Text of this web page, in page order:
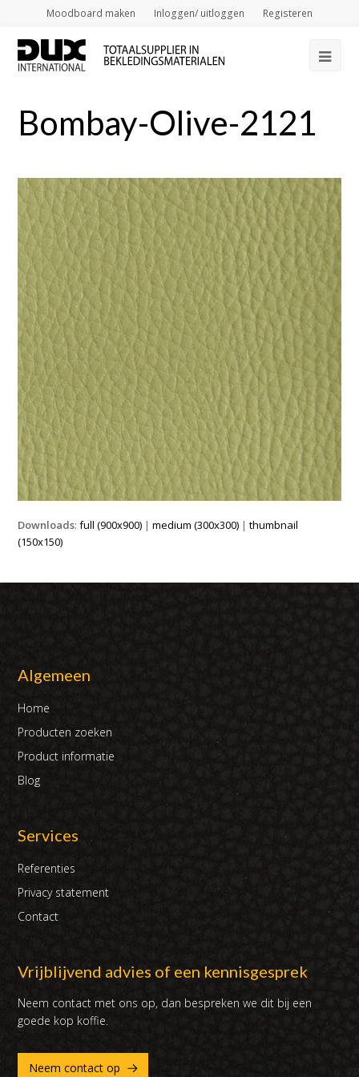
Moodboard maken Inloggen/ uitloggen Registeren
Bombay-Olive-2121
Downloads:full (900x900) |medium (300x300) |thumbnail
(150x150)
Algemeen
Home
Producten zoeken
Product informatie
Blog
Services
Referenties
Privacy statement
Contact
Vrijblijvend advies of een kennisgesprek
Neem contact met ons op, dan bespreken we dit bij een
goede kop koffie.
Neem contact op